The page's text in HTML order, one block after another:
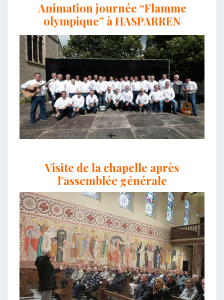
Animation journée “Flamme
olympique” à HASPARREN
Visite de la chapelle après
l’assemblée générale